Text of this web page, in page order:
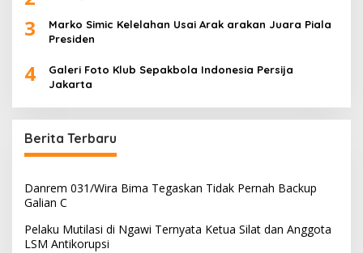
3
Marko Simic Kelelahan Usai Arak arakan Juara Piala
Presiden
4
Galeri Foto Klub Sepakbola Indonesia Persija
Jakarta
Berita Terbaru
Danrem 031/Wira Bima Tegaskan Tidak Pernah Backup
Galian C
Pelaku Mutilasi di Ngawi Ternyata Ketua Silat dan Anggota
LSM Antikorupsi